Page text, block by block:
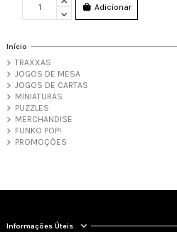
Adicionar
Início
TRAXXAS
JOGOS DE MESA
JOGOS DE CARTAS
MINIATURAS
PUZZLES
MERCHANDISE
FUNKO POP!
PROMOÇÕES
Informações Úteis